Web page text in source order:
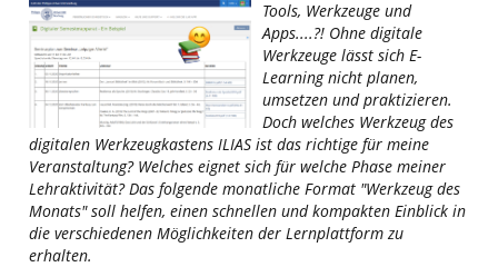
Tools, Werkzeuge und
Apps....?! Ohne digitale
Werkzeuge lässt sich E-
Learning nicht planen,
umsetzen und praktizieren.
Doch welches Werkzeug des
digitalen Werkzeugkastens ILIAS ist das richtige für meine
Veranstaltung? Welches eignet sich für welche Phase meiner
Lehraktivität? Das folgende monatliche Format "Werkzeug des
Monats" soll helfen, einen schnellen und kompakten Einblick in
die verschiedenen Möglichkeiten der Lernplattform zu
erhalten.